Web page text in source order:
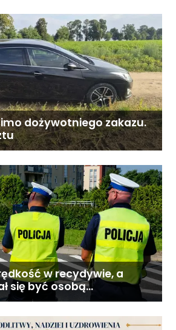
dożywotniego zakazu.
w recydywie, a
się być osobą